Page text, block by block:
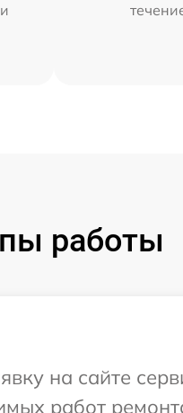
работы
на сайте
работ